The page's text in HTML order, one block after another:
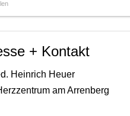
+ Kontakt
Heinrich Heuer
am Arrenberg